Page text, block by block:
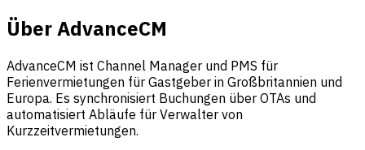
Über AdvanceCM
AdvanceCM ist Channel Manager und PMS für
Ferienvermietungen für Gastgeber in Großbritannien und
Europa. Es synchronisiert Buchungen über OTAs und
automatisiert Abläufe für Verwalter von
Kurzzeitvermietungen.